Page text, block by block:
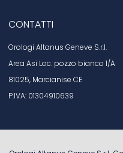
CONTATTI
Orologi Altanus Geneve S.r.l.
Area Asi Loc. pozzo bianco 1/A
81025, Marcianise CE
P.IVA: 01304910639